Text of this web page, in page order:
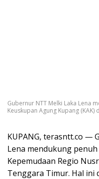
Gubernur NTT Melki Laka Lena
Keuskupan Agung Kupang (KAK)
KUPANG, terasntt.co —
Lena mendukung
Kepemudaan Regio
Tenggara Timur. Hal ini